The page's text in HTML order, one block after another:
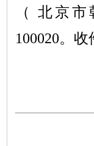
（
北京市
100020。